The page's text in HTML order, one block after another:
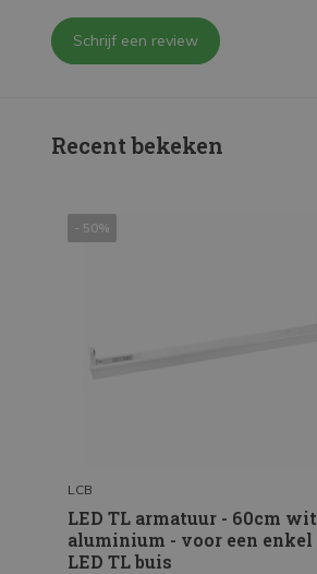
Schrijf een review
Recent bekeken
- 50%
LCB
LED TL armatuur - 60cm wit
aluminium - voor een enkel
LED TL buis